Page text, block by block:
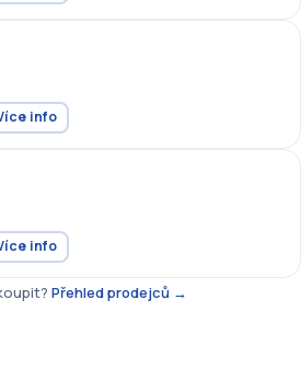
info
info
Přehled prodejců →